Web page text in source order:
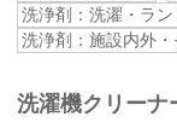
洗浄剤：洗濯・ラン
洗浄剤：施設内外
洗濯機クリーナ